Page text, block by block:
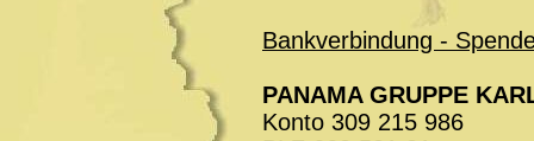
Bankverbindung -
PANAMA GRUPPE
Konto 309 215 986